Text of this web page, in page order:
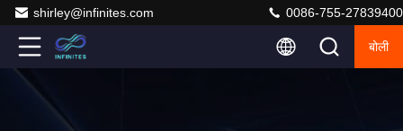
shirley@infinites.com 0086-755-27839400
बोली